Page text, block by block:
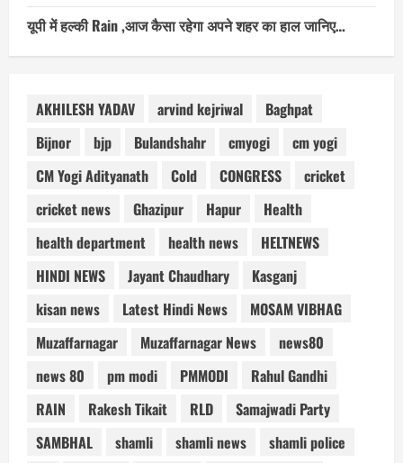
यूपी में हल्की Rain ,आज कैसा रहेगा अपने शहर का हाल जानिए…
AKHILESH YADAV arvind kejriwal
Baghpat
Bijnor
bjp Bulandshahr cmyogi
cm yogi
CM Yogi Adityanath
Cold CONGRESS
cricket
cricket news
Ghazipur Hapur
Health
health department
health news
HELTNEWS
HINDI NEWS
Jayant Chaudhary
Kasganj
kisan news
Latest Hindi News
MOSAM VIBHAG
Muzaffarnagar
Muzaffarnagar News
news80
news 80
pm modi PMMODI
Rahul Gandhi
RAIN
Rakesh Tikait RLD
Samajwadi Party
SAMBHAL
shamli shamli news
shamli police